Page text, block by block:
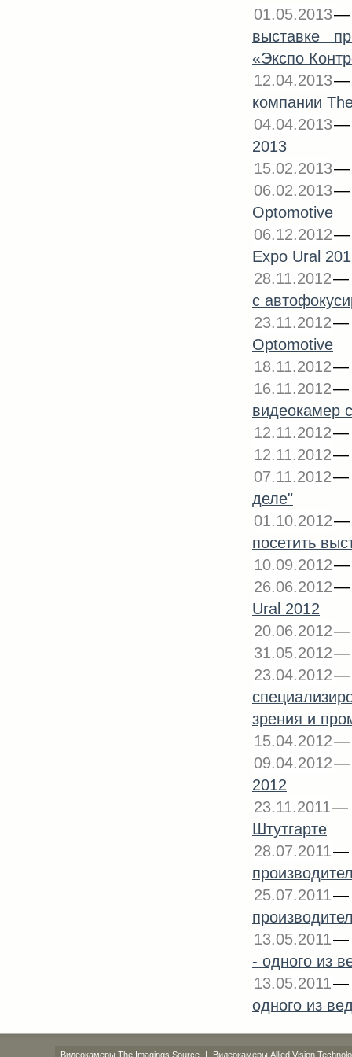
01.05.2013
выставке
«Экспо
12.04.2013
компании
04.04.2013
2013
15.02.2013
06.02.2013
Optomotive
06.12.2012
Expo Ural
28.11.2012
с
23.11.2012
Optomotive
18.11.2012
16.11.2012
видеокамер
12.11.2012
12.11.2012
07.11.2012
деле"
01.10.2012
посетить
10.09.2012
26.06.2012
Ural 2012
20.06.2012
31.05.2012
23.04.2012
зрения и
15.04.2012
09.04.2012
2012
23.11.2011
Штутгарте
28.07.2011
25.07.2011
13.05.2011
- одного из
13.05.2011
одного из
Видеокамеры The Imagings Source |
Видеокамеры Allied Vision